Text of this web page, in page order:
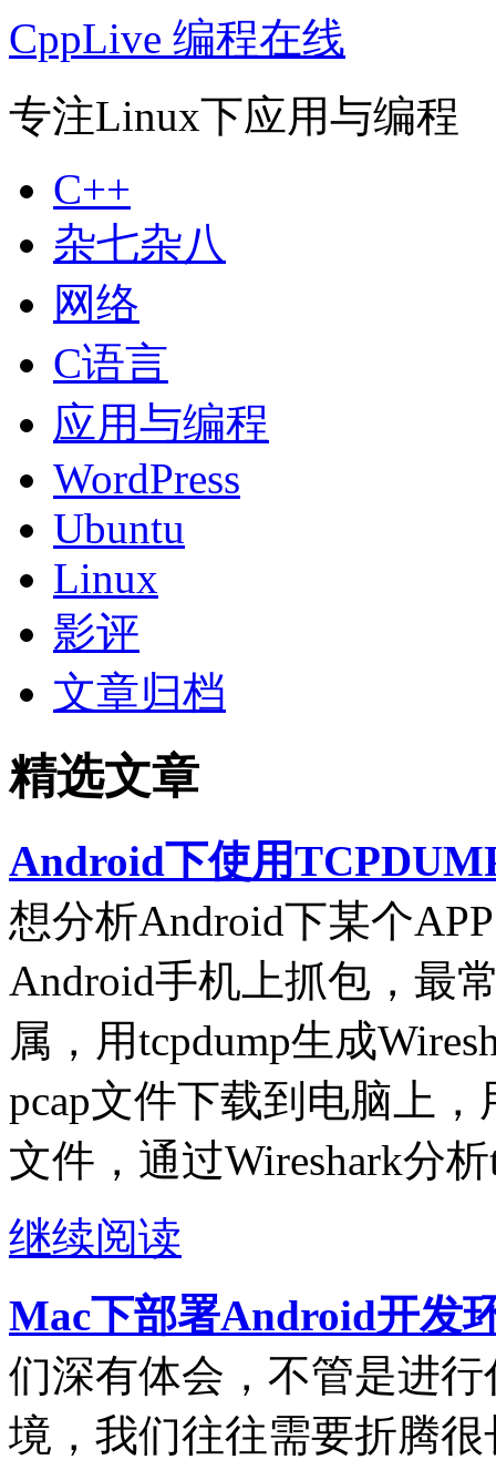
CppLive 编程在线
专注Linux下应用与编程
C++
杂七杂八
网络
C语言
应用与编程
WordPress
Ubuntu
Linux
影评
文章归档
精选文章
Android下使用
想分析Android下某个
Android手机上抓包，最
属，用tcpdump生成
pcap文件下载到电脑上，
文件，通过Wireshark分
继续阅读
Mac下部署Android开发
们深有体会，不管是进
境，我们往往需要折腾